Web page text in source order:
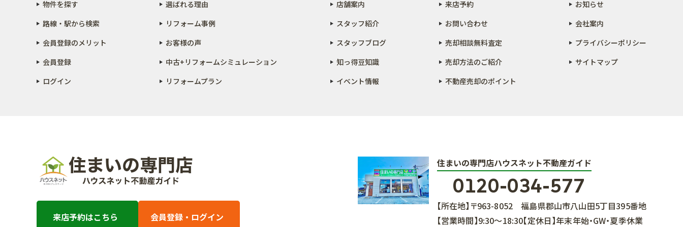
物件を探す
路線・駅から検索
会員登録のメリット
会員登録
ログイン
選ばれる理由
リフォーム事例
お客様の声
中古+リフォームシミュレーション
リフォームプラン
店舗案内
スタッフ紹介
スタッフブログ
知っ得豆知識
イベント情報
来店予約
お問い合わせ
売却相談無料査定
売却方法のご紹介
不動産売却のポイント
お知らせ
会社案内
プライバシーポリシー
サイトマップ
来店予約はこちら 会員登録・ログイン
住まいの専門店ハウスネット不動産ガイド
0120-034-577
【所在地】 〒963-8052
福島県郡山市八山田5丁目395番地
【営業時間】9:30～18:30【定休日】年末年始・GW・夏季休業